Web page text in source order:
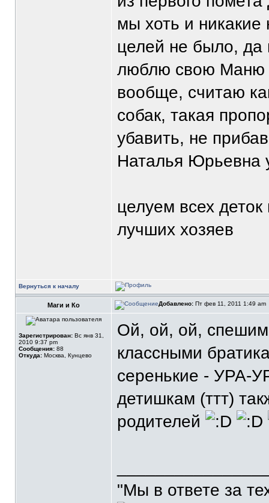
мы хоть и никакие
целей не было, да
люблю свою Маню
вообще, считаю
собак, такая
убавить, не
Наталья Юрьевна
целуем всех
лучших хозяев
Вернуться к началу
Маги и Ко Добавлено: Пт фев 11, 2011 1:49 am
Зарегистрирован: Вс янв 31,
2010 9:37 pm
Сообщения: 88
Откуда: Москва, Кунцево
Ой, ой, ой, спешим
классными
серенькие - УРА-
детишкам (ттт)
родителей
"Мы в ответе за